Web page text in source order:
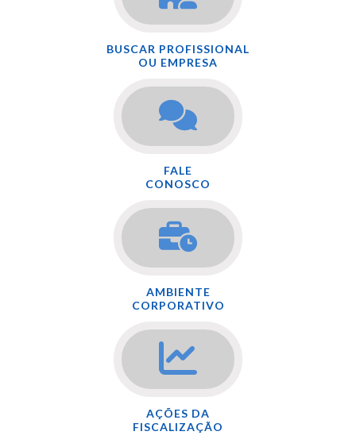
BUSCAR PROFISSIONAL
OU EMPRESA
FALE
CONOSCO
AMBIENTE
CORPORATIVO
AÇÕES DA
FISCALIZAÇÃO